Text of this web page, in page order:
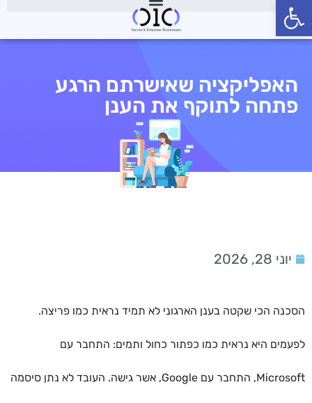
פתח סרגל נגישות
האפליקציה שאישרתם הרגע
פתחה לתוקף את הענן
יוני 28, 2026
הסכנה הכי שקטה בענן הארגוני לא תמיד נראית כמו פריצה.
לפעמים היא נראית כמו כפתור כחול ותמים: התחבר עם
Microsoft, התחבר עם Google, אשר גישה. העובד לא נתן סיסמה